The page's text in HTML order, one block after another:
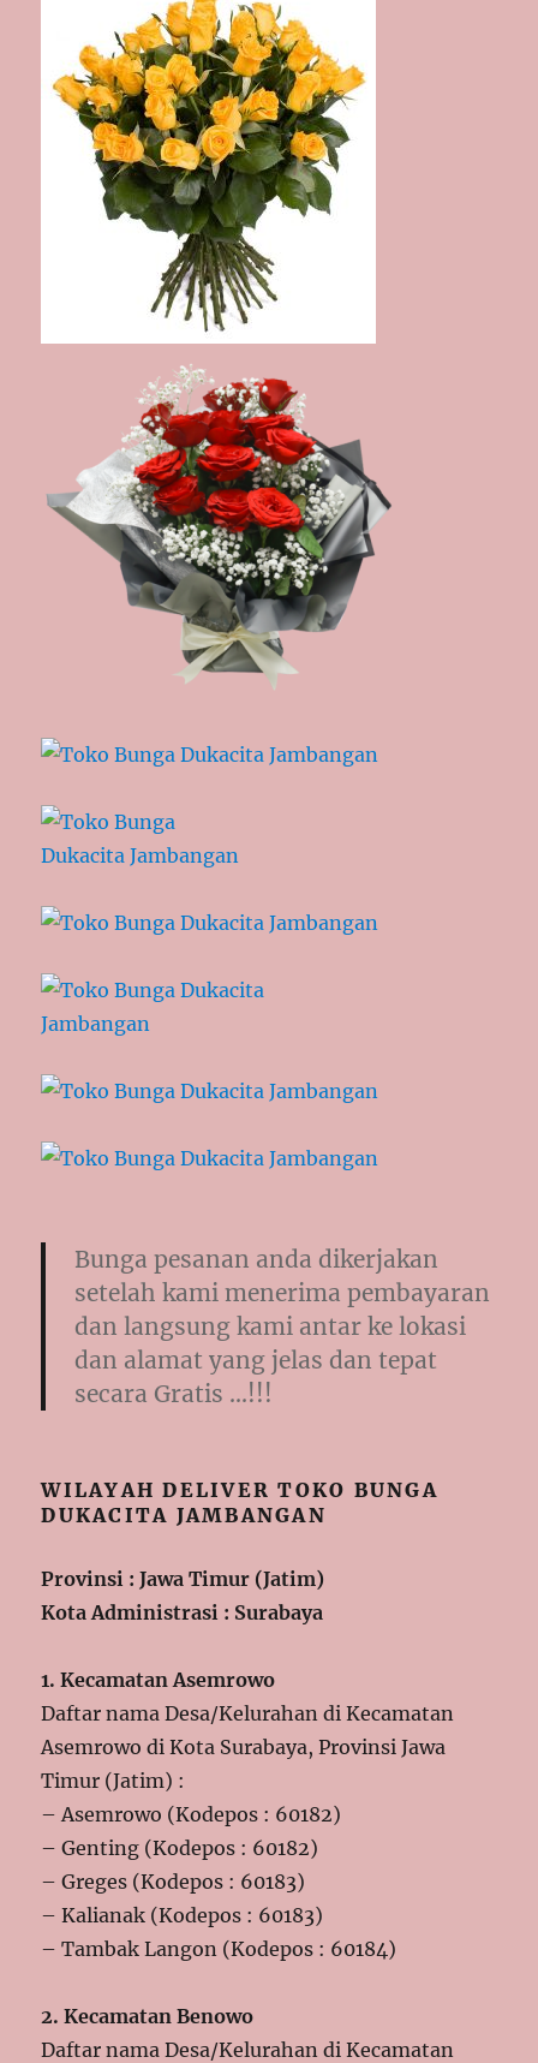
Bunga pesanan anda dikerjakan
setelah kami menerima pembayaran
dan langsung kami antar ke lokasi
dan alamat yang jelas dan tepat
secara Gratis …!!!
WILAYAH DELIVER TOKO BUNGA
DUKACITA JAMBANGAN
Provinsi : Jawa Timur (Jatim)
Kota Administrasi : Surabaya
1. Kecamatan Asemrowo
Daftar nama Desa/Kelurahan di Kecamatan
Asemrowo di Kota Surabaya, Provinsi Jawa
Timur (Jatim) :
– Asemrowo (Kodepos : 60182)
– Genting (Kodepos : 60182)
– Greges (Kodepos : 60183)
– Kalianak (Kodepos : 60183)
– Tambak Langon (Kodepos : 60184)
2. Kecamatan Benowo
Daftar nama Desa/Kelurahan di Kecamatan